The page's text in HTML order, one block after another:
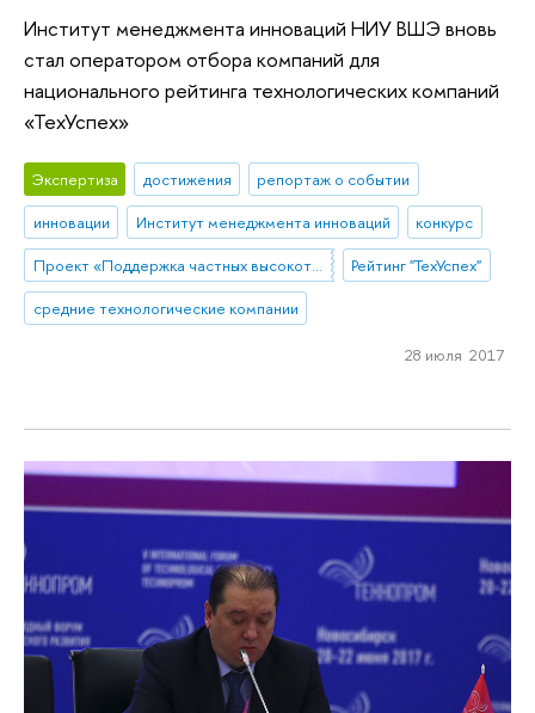
Институт менеджмента инноваций НИУ ВШЭ вновь
стал оператором отбора компаний для
национального рейтинга технологических компаний
«ТехУспех»
Экспертиза достижения
репортаж о событии
инновации
Институт менеджмента инноваций
конкурс
Проект «Поддержка частных высокотехнологических компаний-лидеров»
Рейтинг "ТехУспех"
средние технологические компании
28 июля 2017